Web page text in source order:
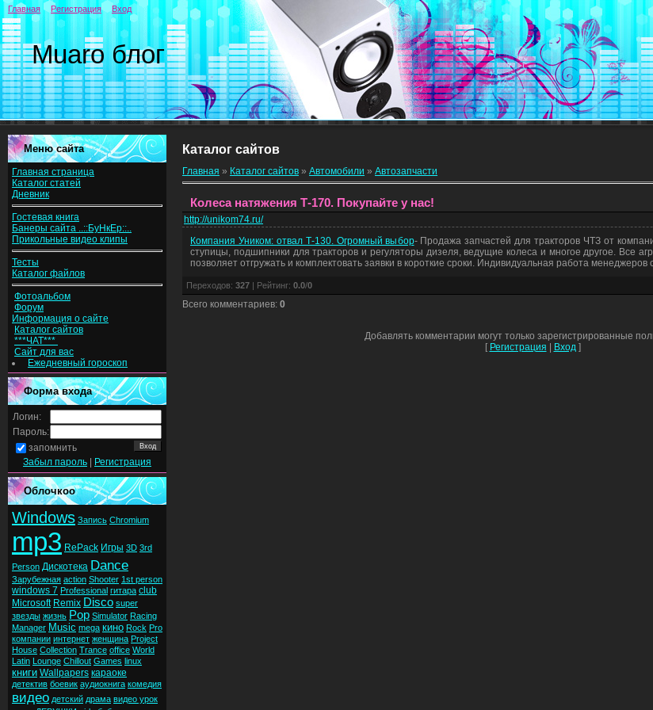
Muaro блог
Главная Регистрация Вход
Меню сайта
Главная страница
Каталог статей
Дневник
Гостевая книга
Банеры сайта ..::БуНкЕр::..
Прикольные видео клипы
Тесты
Каталог файлов
Фотоальбом
Форум
Информация о сайте
Каталог сайтов
***ЧАТ***
Сайт для вас
Ежедневный гороскоп
Форма входа
Логин:
Пароль:
запомнить
Забыл пароль
Регистрация
Облочкоо
Windows Запись Chromium
mp3 RePack Игры 3D 3rd
Person Дискотека Dance
Зарубежная action Shooter 1st person
windows 7 Professional гитара club
Microsoft Remix Disco super
звезды жизнь Pop Simulator Racing
Manager Music mega кино Rock Pro
компании интернет женщина Project
House Collection Trance office World
Latin Lounge Chillout Games linux
книги Wallpapers караоке
детектив боевик аудиокнига комедия
видео детский драма видео урок
Каталог сайтов
Главная » Каталог сайтов » Автомобили » Автозапчасти
Колеса натяжения Т-170. Покупайте у нас!
http://unikom74.ru/
Компания Уником: отвал Т-130. Огромный выбор- Продажа запчастей для тракторов ЧТЗ от
ступицы, подшипники для тракторов и регуляторы дизеля, ведущие колеса и многое другое. Все
позволяет отгружать и комплектовать заявки в короткие сроки. Индивидуальная работа
Переходов: 327 | Рейтинг: 0.0/0
Всего комментариев: 0
Добавлять комментарии могут только зарегистрированные
[ Регистрация | Вход ]